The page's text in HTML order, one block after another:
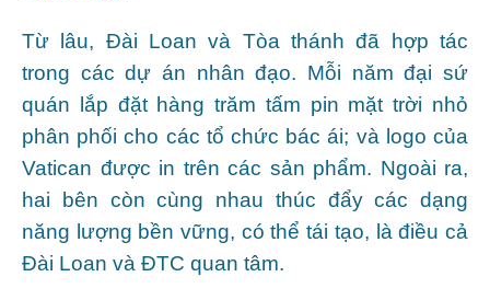
Từ lâu, Đài Loan và Tòa thánh đã hợp tác
trong các dự án nhân đạo. Mỗi năm đại sứ
quán lắp đặt hàng trăm tấm pin mặt trời nhỏ
phân phối cho các tổ chức bác ái; và logo của
Vatican được in trên các sản phẩm. Ngoài ra,
hai bên còn cùng nhau thúc đẩy các dạng
năng lượng bền vững, có thể tái tạo, là điều cả
Đài Loan và ĐTC quan tâm.